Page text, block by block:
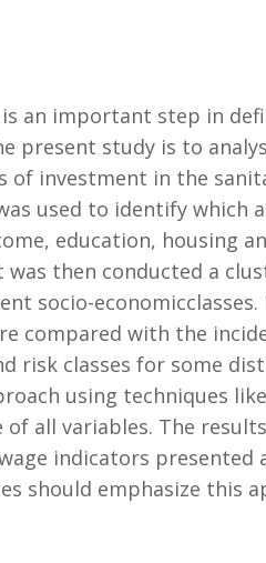
an important step in
present study is to
investment in the
used to identify which
education, housing
then conducted a
socio-
compared with the
risk classes for some
using techniques
all variables. The
indicators
should emphasize this